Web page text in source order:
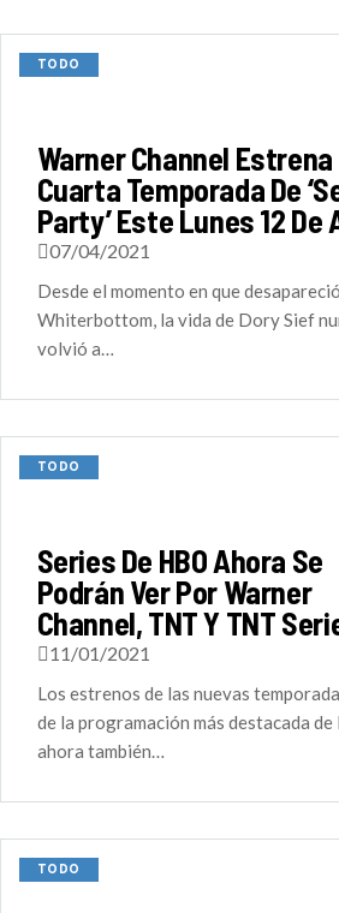
TODO
Warner Channel Estrena
Cuarta Temporada De
Party’ Este Lunes 12 De
07/04/2021
Desde el momento en que
Whiterbottom, la vida de Dory Sief
volvió a…
TODO
Series De HBO Ahora Se
Podrán Ver Por Warner
Channel, TNT Y TNT
11/01/2021
Los estrenos de las nuevas
de la programación más destacada de
ahora también…
TODO